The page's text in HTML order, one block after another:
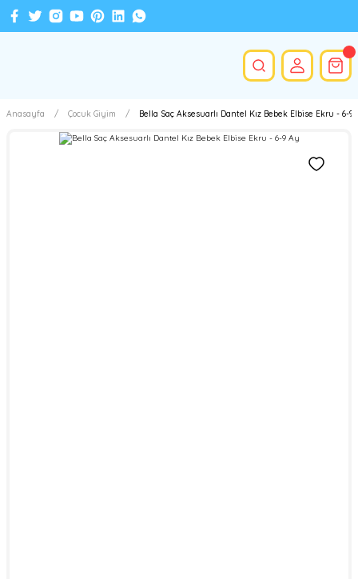
Anasayfa Çocuk Giyim Bella Saç Aksesuarlı Dantel Kız Bebek Elbise Ekru - 6-9